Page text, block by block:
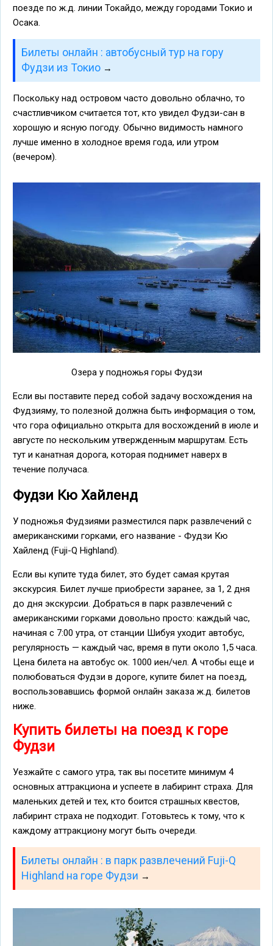
поезде по ж.д. линии Токайдо, между городами Токио и
Осака.
Билеты онлайн : автобусный тур на гору
Фудзи из Токио →
Поскольку над островом часто довольно облачно, то
счастливчиком считается тот, кто увидел Фудзи-сан в
хорошую и ясную погоду. Обычно видимость намного
лучше именно в холодное время года, или утром
(вечером).
Озера у подножья горы Фудзи
Если вы поставите перед собой задачу восхождения на
Фудзияму, то полезной должна быть информация о том,
что гора официально открыта для восхождений в июле и
августе по нескольким утвержденным маршрутам. Есть
тут и канатная дорога, которая поднимет наверх в
течение получаса.
Фудзи Кю Хайленд
У подножья Фудзиями разместился парк развлечений с
американскими горками, его название - Фудзи Кю
Хайленд (Fuji-Q Highland).
Если вы купите туда билет, это будет самая крутая
экскурсия. Билет лучше приобрести заранее, за 1, 2 дня
до дня экскурсии. Добраться в парк развлечений с
американскими горками довольно просто: каждый час,
начиная с 7:00 утра, от станции Шибуя уходит автобус,
регулярность — каждый час, время в пути около 1,5 часа.
Цена билета на автобус ок. 1000 иен/чел. А чтобы еще и
полюбоваться Фудзи в дороге, купите билет на поезд,
воспользовавшись формой онлайн заказа ж.д. билетов
ниже.
Купить билеты на поезд к горе
Фудзи
Уезжайте с самого утра, так вы посетите минимум 4
основных аттракциона и успеете в лабиринт страха. Для
маленьких детей и тех, кто боится страшных квестов,
лабиринт страха не подходит. Готовьтесь к тому, что к
каждому аттракциону могут быть очереди.
Билеты онлайн : в парк развлечений Fuji-Q
Highland на горе Фудзи →